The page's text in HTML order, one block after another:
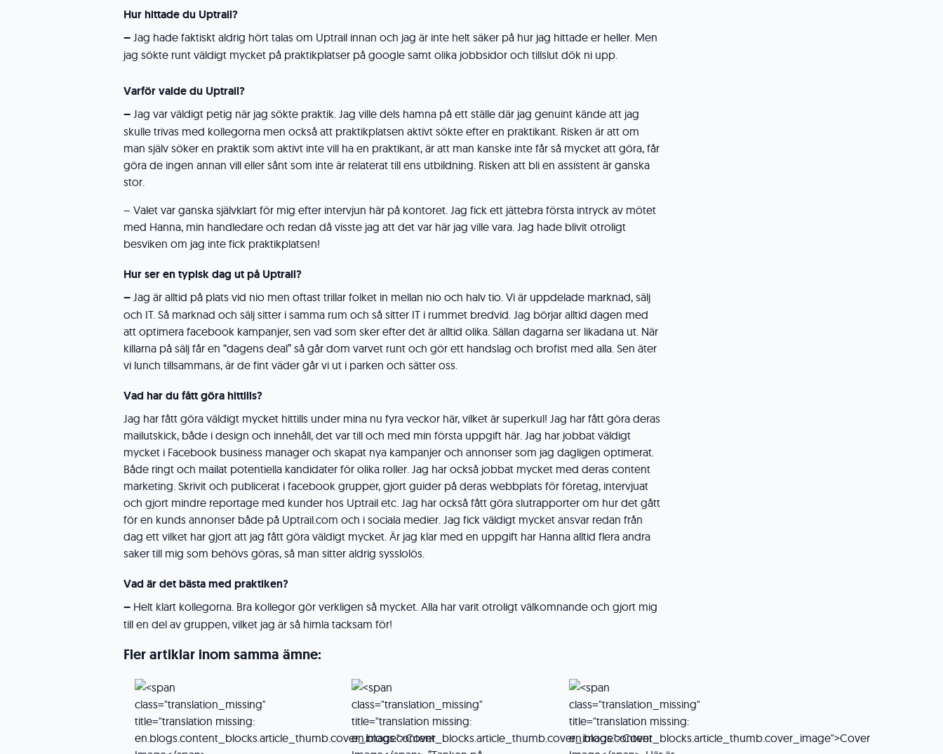
Hur hittade du Uptrail?
– Jag hade faktiskt aldrig hört talas om Uptrail innan och jag är inte helt säker på hur jag hittade er heller. Men
jag sökte runt väldigt mycket på praktikplatser på google samt olika jobbsidor och tillslut dök ni upp.
Varför valde du Uptrail?
– Jag var väldigt petig när jag sökte praktik. Jag ville dels hamna på ett ställe där jag genuint kände att jag
skulle trivas med kollegorna men också att praktikplatsen aktivt sökte efter en praktikant. Risken är att om
man själv söker en praktik som aktivt inte vill ha en praktikant, är att man kanske inte får så mycket att göra, får
göra de ingen annan vill eller sånt som inte är relaterat till ens utbildning. Risken att bli en assistent är ganska
stor.
– Valet var ganska självklart för mig efter intervjun här på kontoret. Jag fick ett jättebra första intryck av mötet
med Hanna, min handledare och redan då visste jag att det var här jag ville vara. Jag hade blivit otroligt
besviken om jag inte fick praktikplatsen!
Hur ser en typisk dag ut på Uptrail?
– Jag är alltid på plats vid nio men oftast trillar folket in mellan nio och halv tio. Vi är uppdelade marknad, sälj
och IT. Så marknad och sälj sitter i samma rum och så sitter IT i rummet bredvid. Jag börjar alltid dagen med
att optimera facebook kampanjer, sen vad som sker efter det är alltid olika. Sällan dagarna ser likadana ut. När
killarna på sälj får en “dagens deal” så går dom varvet runt och gör ett handslag och brofist med alla. Sen äter
vi lunch tillsammans, är de fint väder går vi ut i parken och sätter oss.
Vad har du fått göra hittills?
Jag har fått göra väldigt mycket hittills under mina nu fyra veckor här, vilket är superkul! Jag har fått göra deras
mailutskick, både i design och innehåll, det var till och med min första uppgift här. Jag har jobbat väldigt
mycket i Facebook business manager och skapat nya kampanjer och annonser som jag dagligen optimerat.
Både ringt och mailat potentiella kandidater för olika roller. Jag har också jobbat mycket med deras content
marketing. Skrivit och publicerat i facebook grupper, gjort guider på deras webbplats för företag, intervjuat
och gjort mindre reportage med kunder hos Uptrail etc. Jag har också fått göra slutrapporter om hur det gått
för en kunds annonser både på Uptrail.com och i sociala medier. Jag fick väldigt mycket ansvar redan från
dag ett vilket har gjort att jag fått göra väldigt mycket. Är jag klar med en uppgift har Hanna alltid flera andra
saker till mig som behövs göras, så man sitter aldrig sysslolös.
Vad är det bästa med praktiken?
– Helt klart kollegorna. Bra kollegor gör verkligen så mycket. Alla har varit otroligt välkomnande och gjort mig
till en del av gruppen, vilket jag är så himla tacksam för!
Fler artiklar inom samma ämne: